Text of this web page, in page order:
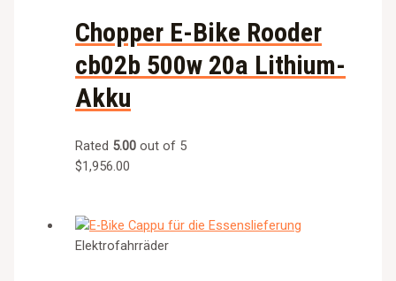
Chopper E-Bike Rooder
cb02b 500w 20a Lithium-
Akku
Rated 5.00 out of 5
$1,956.00
Elektrofahrräder